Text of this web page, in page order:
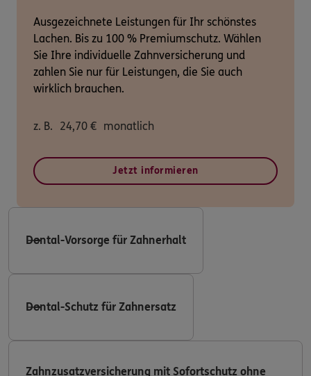
Ausgezeichnete Leistungen für Ihr schönstes
Lachen. Bis zu 100 % Premiumschutz. Wählen
Sie Ihre individuelle Zahnversicherung und
zahlen Sie nur für Leistungen, die Sie auch
wirklich brauchen.
z. B. 24,70 € monatlich
Jetzt informieren
Dental-Vorsorge für Zahnerhalt
Dental-Schutz für Zahnersatz
Zahnzusatzversicherung mit Sofortschutz ohne